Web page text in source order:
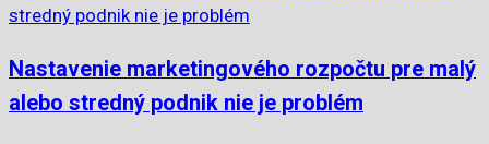
Nastavenie marketingového rozpočtu pre malý
alebo stredný podnik nie je problém